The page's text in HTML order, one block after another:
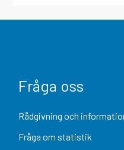
Fråga oss
Rådgivning och
Fråga om statistik